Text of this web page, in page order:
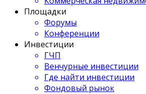
Площадки
Форумы
Конференции
Инвестиции
ГЧП
Венчурные инвестиции
Где найти инвестиции
Фондовый рынок